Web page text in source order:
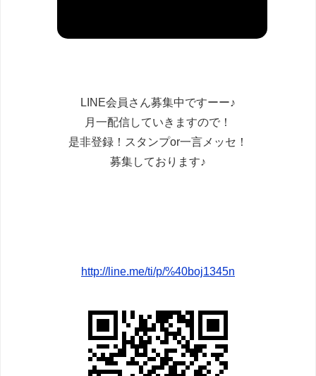
LINE会員さん募集中ですーー♪
月一配信していきますので！
是非登録！スタンプor一言メッセ！
募集しております♪
http://line.me/ti/p/%40boj1345n